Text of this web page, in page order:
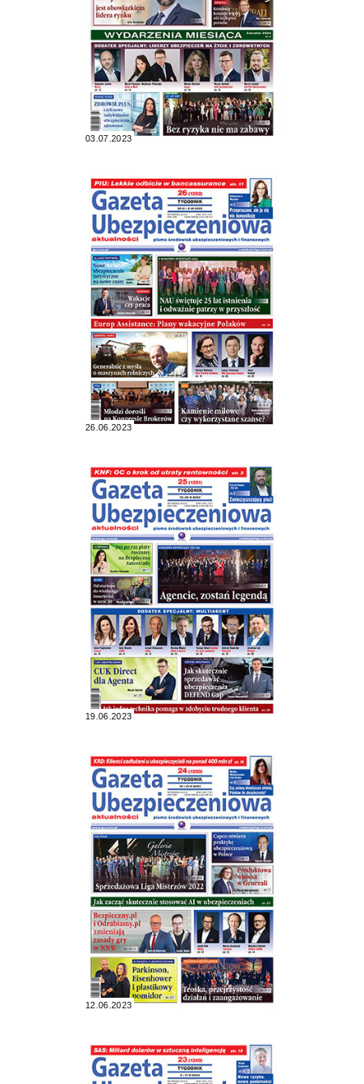
03.07.2023
26.06.2023
19.06.2023
12.06.2023